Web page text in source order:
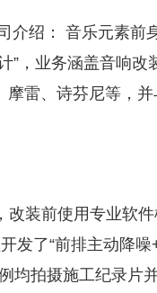
介绍： 音乐元素前
”，业务涵盖音响
雷、诗芬尼等，
改装前使用专业软
发了“前排主动降
均拍摄施工纪录片